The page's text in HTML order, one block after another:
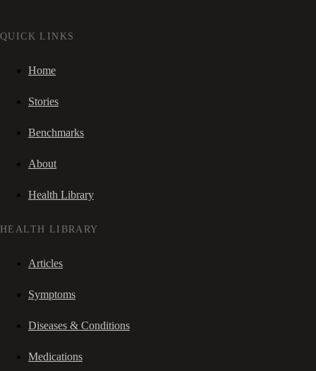
QUICK LINKS
Home
Stories
Benchmarks
About
Health Library
HEALTH LIBRARY
Articles
Symptoms
Diseases & Conditions
Medications